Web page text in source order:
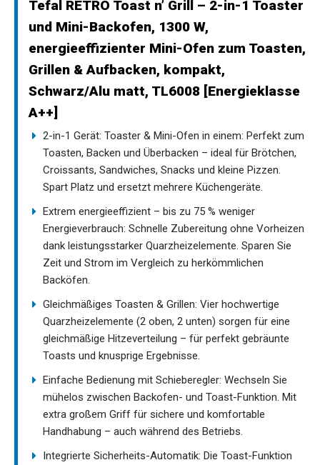
Tefal RETRO Toast n’ Grill – 2-in-1 Toaster
und Mini-Backofen, 1300 W,
energieeffizienter Mini-Ofen zum Toasten,
Grillen & Aufbacken, kompakt,
Schwarz/Alu matt, TL6008 [Energieklasse
A++]
2-in-1 Gerät: Toaster & Mini-Ofen in einem: Perfekt zum
Toasten, Backen und Überbacken – ideal für Brötchen,
Croissants, Sandwiches, Snacks und kleine Pizzen.
Spart Platz und ersetzt mehrere Küchengeräte.
Extrem energieeffizient – bis zu 75 % weniger
Energieverbrauch: Schnelle Zubereitung ohne Vorheizen
dank leistungsstarker Quarzheizelemente. Sparen Sie
Zeit und Strom im Vergleich zu herkömmlichen
Backöfen.
Gleichmäßiges Toasten & Grillen: Vier hochwertige
Quarzheizelemente (2 oben, 2 unten) sorgen für eine
gleichmäßige Hitzeverteilung – für perfekt gebräunte
Toasts und knusprige Ergebnisse.
Einfache Bedienung mit Schieberegler: Wechseln Sie
mühelos zwischen Backofen- und Toast-Funktion. Mit
extra großem Griff für sichere und komfortable
Handhabung – auch während des Betriebs.
Integrierte Sicherheits-Automatik: Die Toast-Funktion